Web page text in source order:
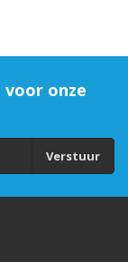
onze
Verstuur